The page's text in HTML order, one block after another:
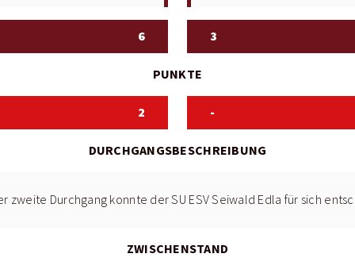
6 3
PUNKTE
2 -
DURCHGANGSBESCHREIBUNG
zweite Durchgang konnte der SU ESV Seiwald Edla für sich
ZWISCHENSTAND